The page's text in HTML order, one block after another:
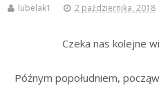
lubelak1 2 października, 2018
Czeka nas kolejne
Późnym popołudniem,